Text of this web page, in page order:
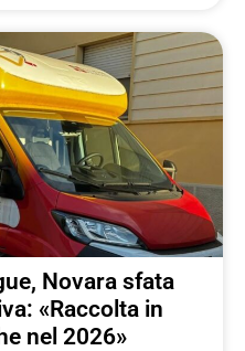
Novara sfata
«Raccolta in
nel 2026»